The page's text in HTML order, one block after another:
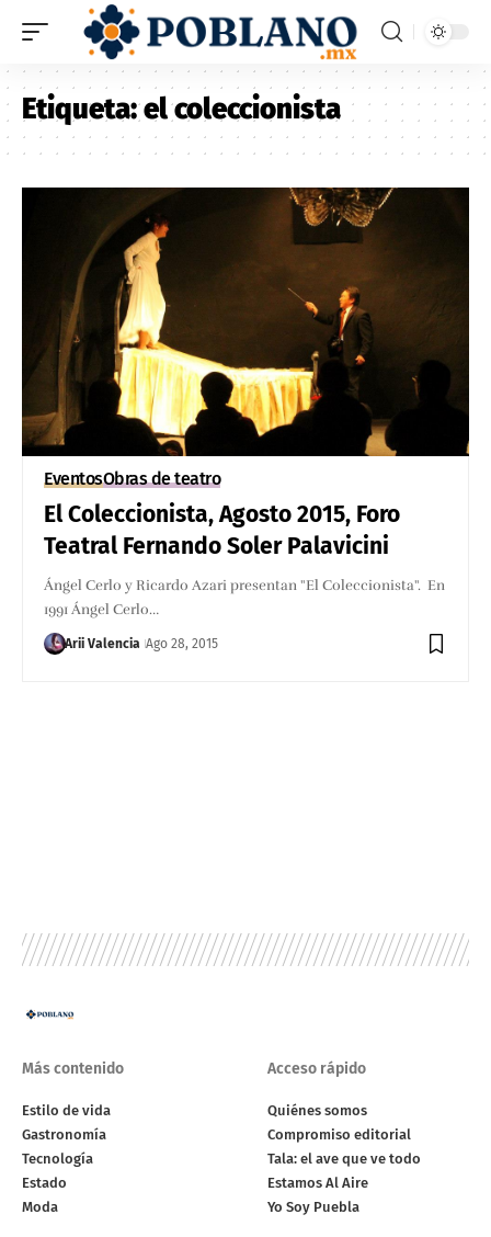
Etiqueta:el coleccionista
EventosObras de teatro
El Coleccionista, Agosto 2015, Foro
Teatral Fernando Soler Palavicini
Ángel Cerlo y Ricardo Azari presentan "El Coleccionista". En
1991 Ángel Cerlo…
Arii Valencia Ago 28, 2015
Más contenido
Estilo de vida
Gastronomía
Tecnología
Estado
Moda
Acceso rápido
Quiénes somos
Compromiso editorial
Tala: el ave que ve todo
Estamos Al Aire
Yo Soy Puebla